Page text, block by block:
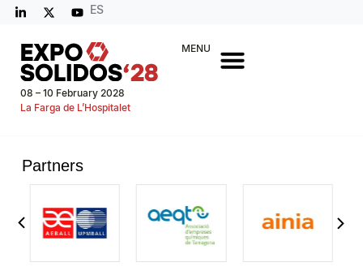
ES
08 – 10 February 2028
La Farga de L’Hospitalet
MENU
Partners